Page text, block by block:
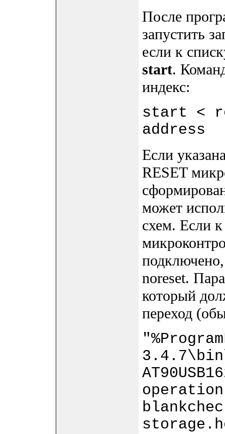
После
запустить
если к
start.
индекс:
start <
address
Если
RESET
может
схем. Если
noreset.
который
переход